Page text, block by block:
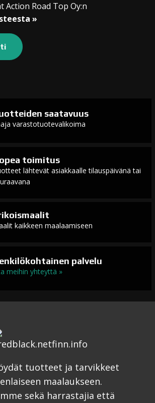
Action Road Top Oy:n
»
saatavuus
varastotuotevalikoima
toimitus
lähtevät asiakkaalle tilauspäivänä tai
kaikkeen maalaamiseen
palvelu
meihin yhteyttä »
tuotteet ja tarvikkeet
maalaukseen.
sekä harrastajia että